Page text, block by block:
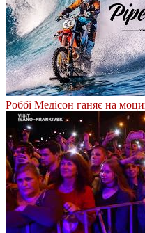
Роббі Медісон ганяє на